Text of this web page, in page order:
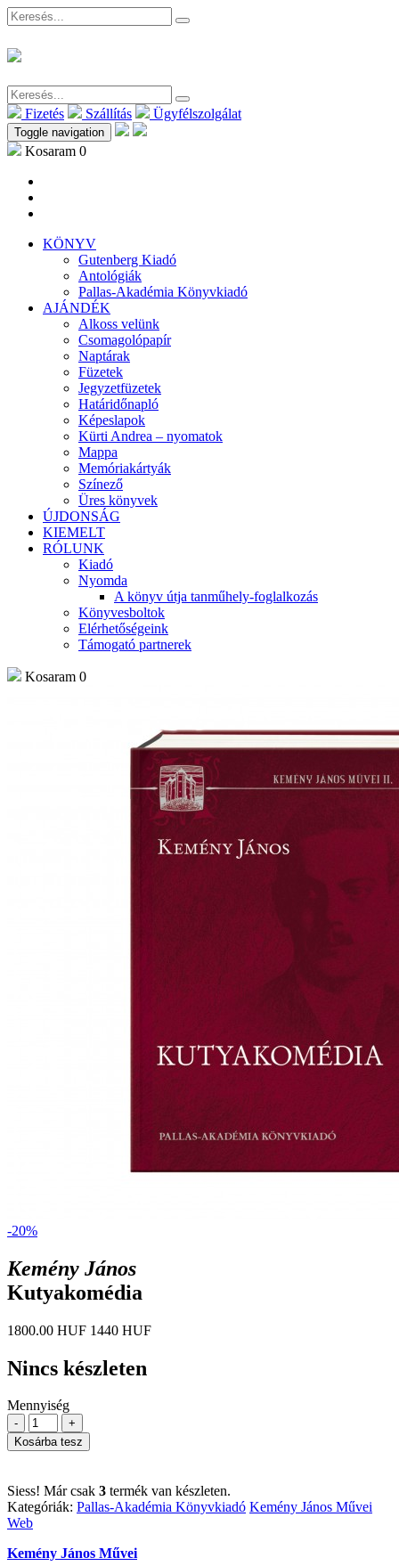
Fizetés Szállítás Ügyfélszolgálat
Toggle navigation
Kosaram 0
KÖNYV
Gutenberg Kiadó
Antológiák
Pallas-Akadémia Könyvkiadó
AJÁNDÉK
Alkoss velünk
Csomagolópapír
Naptárak
Füzetek
Jegyzetfüzetek
Határidőnapló
Képeslapok
Kürti Andrea – nyomatok
Mappa
Memóriakártyák
Színező
Üres könyvek
ÚJDONSÁG
KIEMELT
RÓLUNK
Kiadó
Nyomda
A könyv útja tanműhely-foglalkozás
Könyvesboltok
Elérhetőségeink
Támogató partnerek
Kosaram 0
-20%
Kemény János
Kutyakomédia
1800.00 HUF 1440 HUF
Nincs készleten
Mennyiség
-
+
Kosárba tesz
Siess! Már csak 3 termék van készleten.
Kategóriák: Pallas-Akadémia Könyvkiadó Kemény János Művei
Web
Kemény János Művei